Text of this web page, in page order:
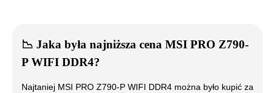
📉 Jaka była najniższa cena MSI PRO Z790-
P WIFI DDR4?
Najtaniej MSI PRO Z790-P WIFI DDR4 można było kupić za